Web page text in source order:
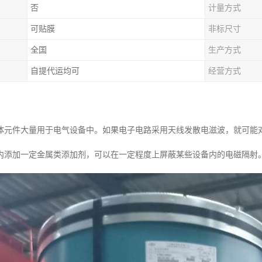
否 计量方式
可贴膜 非标尺寸
全国 生产方式
自提代运均可 经营方式
元件大量用于电气设备中。如果电子电路采用天线发散电滋波，就可
添加一定金属类添加剂，可以在一定程度上屏蔽某些设备内的电磁隔射